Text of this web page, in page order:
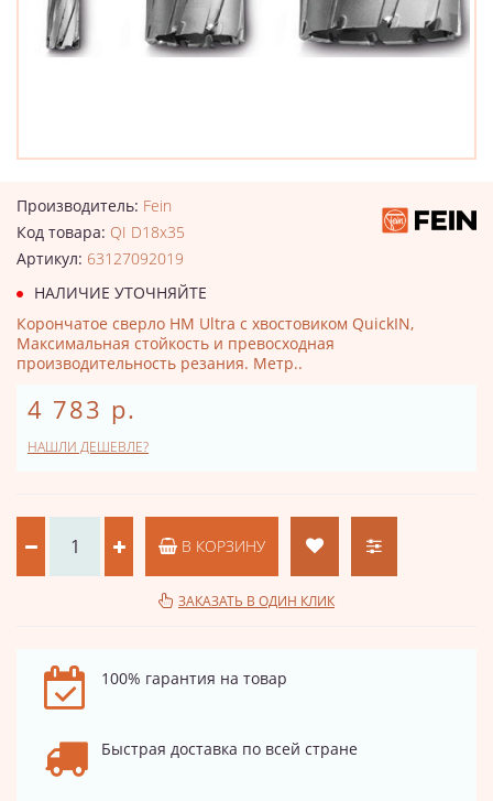
Производитель: Fein
Код товара: QI D18x35
Артикул: 63127092019
НАЛИЧИЕ УТОЧНЯЙТЕ
Корончатое сверло HM Ultra с хвостовиком QuickIN,
Максимальная стойкость и превосходная
производительность резания. Метр..
4 783 р.
НАШЛИ ДЕШЕВЛЕ?
В КОРЗИНУ
ЗАКАЗАТЬ В ОДИН КЛИК
100% гарантия на товар
Быстрая доставка по всей стране